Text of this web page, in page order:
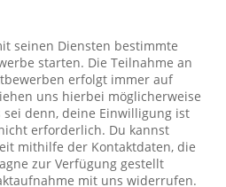
seinen Diensten bestimmte
starten. Die Teilnahme an
erfolgt immer auf
uns hierbei möglicherweise
denn, deine Einwilligung ist
erforderlich. Du kannst
mithilfe der Kontaktdaten, die
zur Verfügung gestellt
mit uns widerrufen.